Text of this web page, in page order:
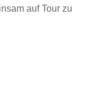
auf Tour zu